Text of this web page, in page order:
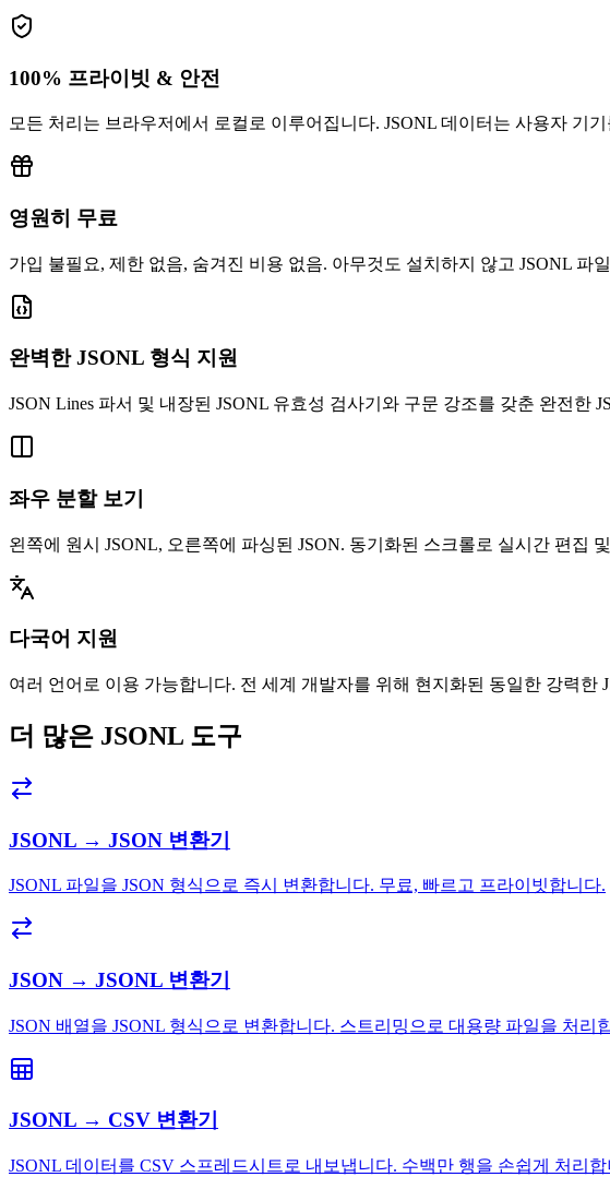
100% 프라이빗 & 안전
모든 처리는 브라우저에서 로컬로 이루어집니다. JSONL 데이터는 사용자 기
영원히 무료
가입 불필요, 제한 없음, 숨겨진 비용 없음. 아무것도 설치하지 않고 JSONL 파
완벽한 JSONL 형식 지원
JSON Lines 파서 및 내장된 JSONL 유효성 검사기와 구문 강조를 갖춘 완전한
좌우 분할 보기
왼쪽에 원시 JSONL, 오른쪽에 파싱된 JSON. 동기화된 스크롤로 실시간 편집
다국어 지원
여러 언어로 이용 가능합니다. 전 세계 개발자를 위해 현지화된 동일한 강력한
더 많은 JSONL 도구
JSONL → JSON 변환기
JSONL 파일을 JSON 형식으로 즉시 변환합니다. 무료, 빠르고 프라이빗합니다.
JSON → JSONL 변환기
JSON 배열을 JSONL 형식으로 변환합니다. 스트리밍으로 대용량 파일을 처리
JSONL → CSV 변환기
JSONL 데이터를 CSV 스프레드시트로 내보냅니다. 수백만 행을 손쉽게 처리합